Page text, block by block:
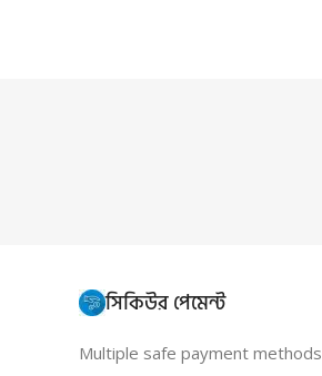
সিকিউর পেমেন্ট
Multiple safe payment methods